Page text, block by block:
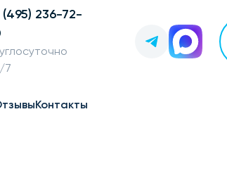
(495) 236-72-
7
Контакты